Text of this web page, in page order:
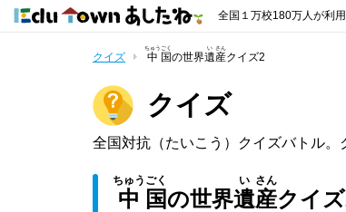
全国１万校180万人が利
クイズ 中
ちゅう
国
ごく
の世界遺
い
産
さん
クイズ2
クイズ
全国対抗（たいこう）クイズバトル。
中
ちゅう
国
ごく
の世界遺
い
産
さん
クイ